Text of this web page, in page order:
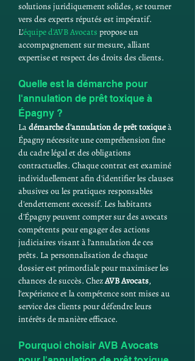
solutions juridiquement solides, se tourner
vers des experts réputés est impératif.
L'équipe d'AVB Avocats propose un
accompagnement sur mesure, alliant
expertise et respect des droits des clients.
Quelle est la démarche pour
l'annulation de prêt toxique à
Épagny ?
La démarche d'annulation de prêt toxique à
Épagny nécessite une compréhension fine
du cadre légal et des obligations
contractuelles. Chaque contrat est examiné
individuellement afin d'identifier les clauses
abusives ou les pratiques responsables
d'endettement excessif. Les habitants
d'Épagny peuvent compter sur des avocats
compétents pour engager des actions
judiciaires visant à l'annulation de ces
prêts. La personnalisation de chaque
dossier est primordiale pour maximiser les
chances de succès. Chez AVB Avocats,
l'expérience et la compétence sont mises au
service des clients pour défendre leurs
intérêts de manière efficace.
Pourquoi choisir AVB Avocats